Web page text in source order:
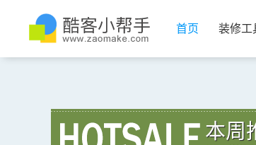
首页 装修工
本周